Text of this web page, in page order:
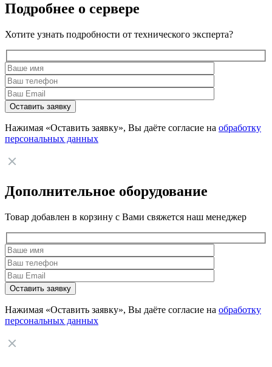
Подробнее о сервере
Хотите узнать подробности от технического эксперта?
Нажимая «Оставить заявку», Вы даёте согласие на обработку
персональных данных
Дополнительное оборудование
Товар добавлен в корзину с Вами свяжется наш менеджер
Нажимая «Оставить заявку», Вы даёте согласие на обработку
персональных данных